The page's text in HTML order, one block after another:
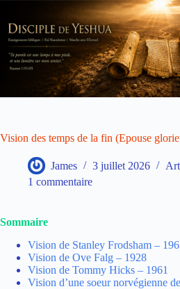
contenu
Vision des temps de la fin (Epouse
James 3 juillet 2026
1 commentaire
Sommaire
Vision de Stanley Frodsham –
Vision de Ove Falg – 1928
Vision de Tommy Hicks – 1961
Vision d’une soeur norvégienne